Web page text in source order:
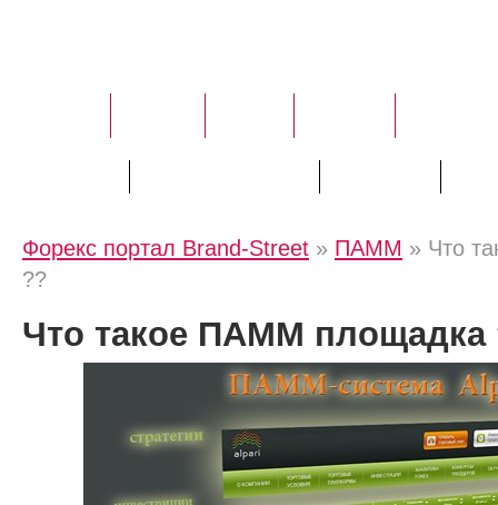
Форекс портал Brand-Street » ПАММ » Что
??
Что такое ПАММ площадка